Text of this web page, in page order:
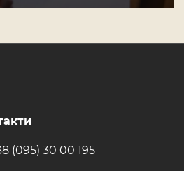
(095) 30 00 195